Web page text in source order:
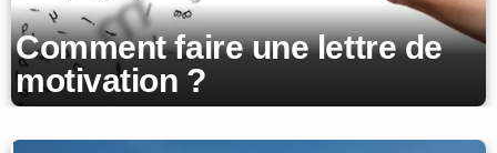
Comment faire une lettre de
motivation ?